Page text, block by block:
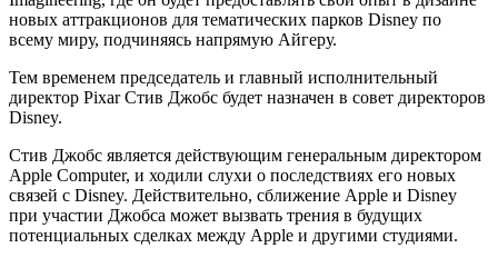
новых аттракционов для тематических парков Disney по
всему миру, подчиняясь напрямую Айгеру.
Тем временем председатель и главный исполнительный
директор Pixar Стив Джобс будет назначен в совет директоров
Disney.
Стив Джобс является действующим генеральным директором
Apple Computer, и ходили слухи о последствиях его новых
связей с Disney. Действительно, сближение Apple и Disney
при участии Джобса может вызвать трения в будущих
потенциальных сделках между Apple и другими студиями.